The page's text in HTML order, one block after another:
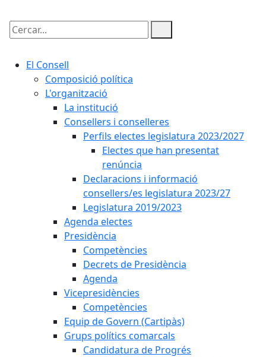
Cercar:
El Consell
Composició política
L'organització
La institució
Consellers i conselleres
Perfils electes legislatura 2023/2027
Electes que han presentat
renúncia
Declaracions i informació
consellers/es legislatura 2023/27
Legislatura 2019/2023
Agenda electes
Presidència
Competències
Decrets de Presidència
Agenda
Vicepresidències
Competències
Equip de Govern (Cartipàs)
Grups polítics comarcals
Candidatura de Progrés